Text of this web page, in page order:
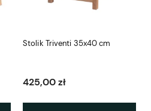
Stolik Triventi 35x40 cm
425,00 zł